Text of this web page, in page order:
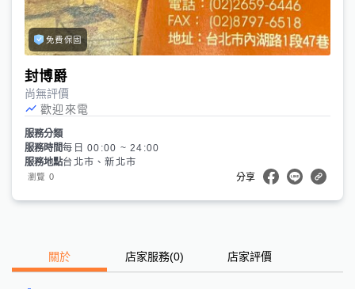
免費保固
封博爵
尚無評價
歡迎來電
服務分類
服務時間每日 00:00 ~ 24:00
服務地點台北市、新北市
瀏覽 0 分享
關於 店家服務(0) 店家評價